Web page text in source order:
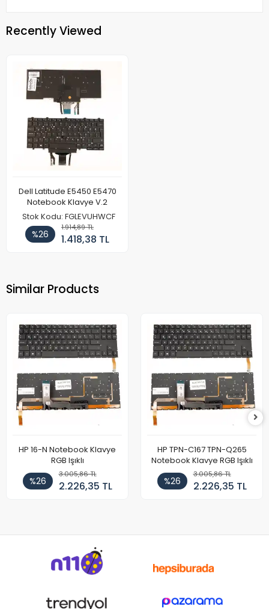
Recently Viewed
Dell Latitude E5450 E5470
Notebook Klavye V.2
Stok Kodu: FGLEVUHWCF
%26
1.914,89 TL
1.418,38 TL
Similar Products
HP 16-N Notebook Klavye
RGB Işıklı
%26
3.005,86 TL
2.226,35 TL
HP TPN-C167 TPN-Q265
Notebook Klavye RGB Işıklı
%26
3.005,86 TL
2.226,35 TL